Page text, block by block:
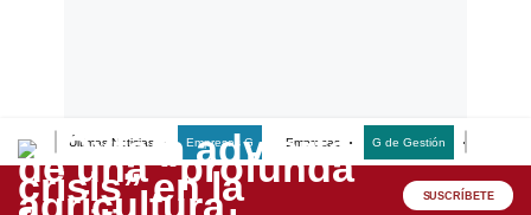
Últimas Noticias Empresas G Empresas G de Gestión
Lo último
Peru Quiosco SUSCRÍBETE